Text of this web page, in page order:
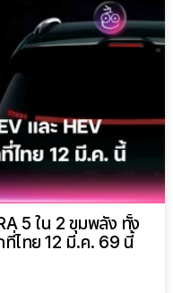
5 ใน 2 ขุมพลัง ทั้ง
ที่ไทย 12 มี.ค. 69 นี้